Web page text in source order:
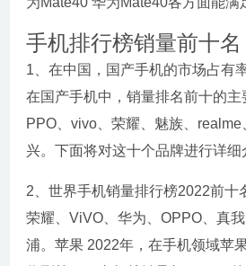
手机排行榜销量前十名
1、在中国，国产手机的市场占有
在国产手机中，销量排名前十的
PPO、vivo、荣耀、魅族、
兴。下面将对这十个品牌进行详细
2、世界手机销量排行榜2022前十
荣耀、ViVO、华为、OPPO、真
浦。苹果 2022年，在手机领域苹